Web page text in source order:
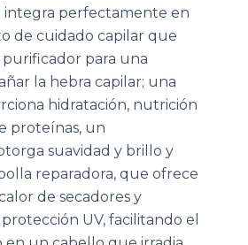
integra perfectamente en
de cuidado capilar que
para una
la hebra capilar; una
hidratación, nutrición
proteínas, un
suavidad y brillo y
reparadora, que ofrece
de secadores y
UV, facilitando el